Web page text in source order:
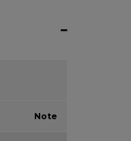
Note